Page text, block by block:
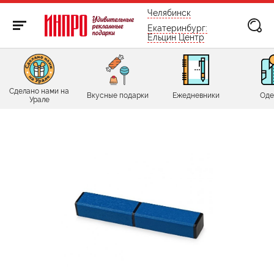
бесплатно по России
Челябинск
Екатеринбург:
Ельцин Центр
Сделано нами на
Урале
Вкусные подарки Ежедневники